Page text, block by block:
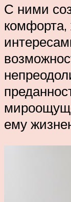
С ними
комфорта,
ему